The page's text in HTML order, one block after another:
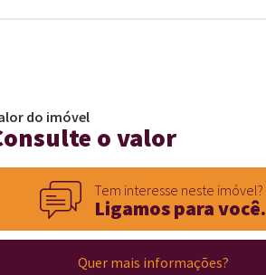
do imóvel
o valor
Tem interesse neste imóvel?
Ligamos para você.
Quer mais informações?